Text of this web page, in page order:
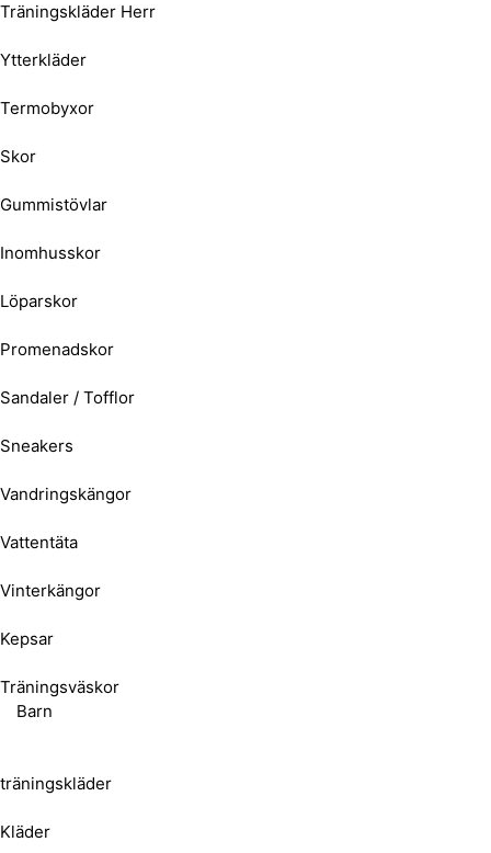
Träningskläder Herr
Ytterkläder
Termobyxor
Skor
Gummistövlar
Inomhusskor
Löparskor
Promenadskor
Sandaler / Tofflor
Sneakers
Vandringskängor
Vattentäta
Vinterkängor
Kepsar
Träningsväskor
Barn
träningskläder
Kläder